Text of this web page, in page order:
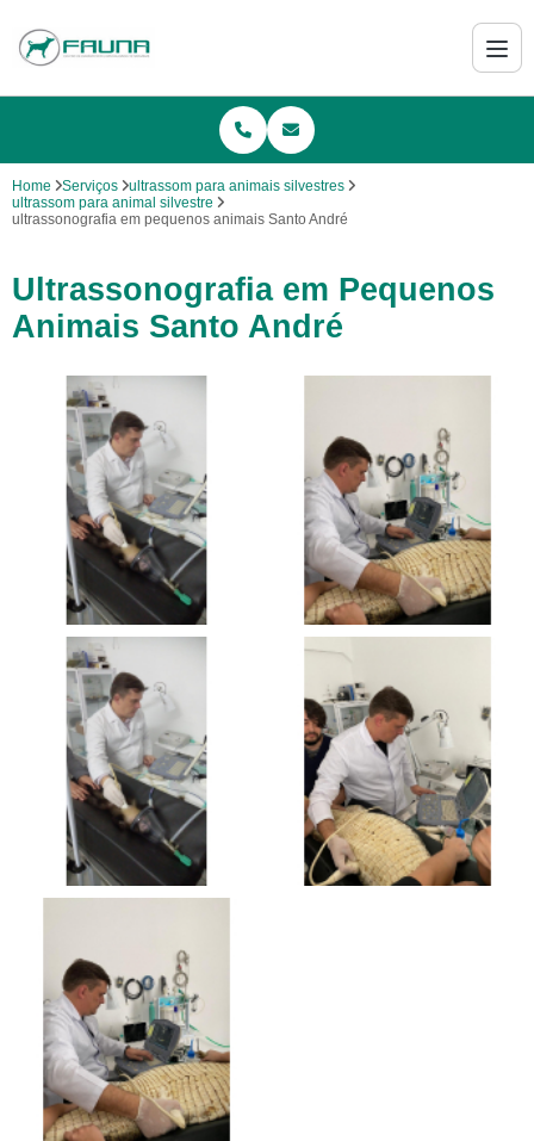
Home Serviços
ultrassom para animais silvestres
ultrassom para animal silvestre
ultrassonografia em pequenos animais Santo André
Ultrassonografia em Pequenos
Animais Santo André